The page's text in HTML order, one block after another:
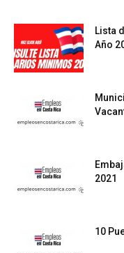
Lista
Año
2021
10